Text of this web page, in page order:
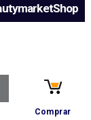
Comprar